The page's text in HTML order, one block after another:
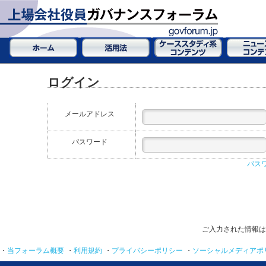
ログイン
メールアドレス
パスワード
パス
ご入力された情報
・ 当フォーラム概要 ・ 利用規約 ・ プライバシーポリシー ・ ソーシャルメディアポ